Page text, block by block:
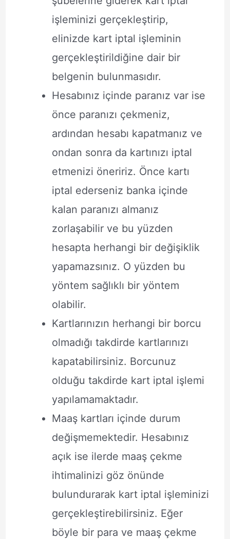
işleminizi gerçekleştirip,
elinizde kart iptal işleminin
gerçekleştirildiğine dair bir
belgenin bulunmasıdır.
Hesabınız içinde paranız var ise
önce paranızı çekmeniz,
ardından hesabı kapatmanız ve
ondan sonra da kartınızı iptal
etmenizi öneririz. Önce kartı
iptal ederseniz banka içinde
kalan paranızı almanız
zorlaşabilir ve bu yüzden
hesapta herhangi bir değişiklik
yapamazsınız. O yüzden bu
yöntem sağlıklı bir yöntem
olabilir.
Kartlarınızın herhangi bir borcu
olmadığı takdirde kartlarınızı
kapatabilirsiniz. Borcunuz
olduğu takdirde kart iptal işlemi
yapılamamaktadır.
Maaş kartları içinde durum
değişmemektedir. Hesabınız
açık ise ilerde maaş çekme
ihtimalinizi göz önünde
bulundurarak kart iptal işleminizi
gerçekleştirebilirsiniz. Eğer
böyle bir para ve maaş çekme